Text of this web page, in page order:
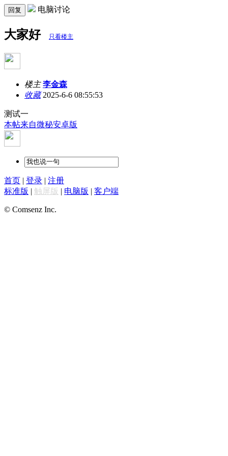
回复 电脑讨论
大家好 只看楼主
楼主 李金森
收藏2025-6-6 08:55:53
测试一
本帖来自微秘安卓版
首页 | 登录 | 注册
标准版 | 触屏版 | 电脑版 | 客户端
© Comsenz Inc.